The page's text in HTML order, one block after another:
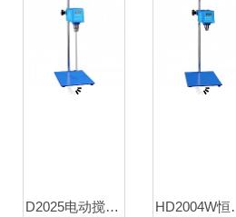
D2025电动搅拌器